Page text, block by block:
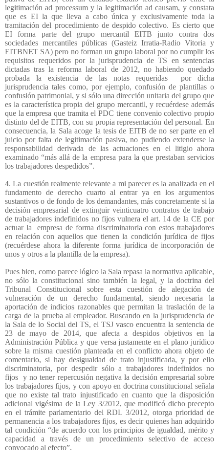
legitimación ad processum y la legitimación ad causam, y constata
que es EI la que lleva a cabo única y exclusivamente toda la
tramitación del procedimiento de despido colectivo. Es cierto que
EI forma parte del grupo mercantil EITB junto contra dos
sociedades mercantiles públicas (Gasteiz Irratia-Radio Vitoria y
EITBNET SA) pero no forman un grupo laboral por no cumplir los
requisitos requeridos por la jurisprudencia de TS en sentencias
dictadas tras la reforma laboral de 2012, no habiendo quedado
probada la existencia de las notas requeridas
por dicha
jurisprudencia tales como, por ejemplo, confusión de plantillas o
confusión patrimonial, y si sólo una dirección unitaria del grupo que
es la característica propia del grupo mercantil, y recuérdese además
que la empresa que tramita el PDC tiene convenio colectivo propio
distinto del de EITB, con su propia representación del personal. En
consecuencia, la Sala acoge la tesis de EITB de no ser parte en el
juicio por falta de legitimación pasiva, no pudiendo extenderse la
responsabilidad derivada de las actuaciones en el litigio ahora
examinado “más allá de la empresa para la que prestaban servicios
los trabajadores despedidos”.
4. La cuestión realmente relevante a mi parecer es la analizada en el
fundamento de derecho cuarto al entrar ya en los argumentos
sustantivos o de fondo de los demandantes, más concretamente si la
decisión empresarial de extinguir veinticuatro contratos de trabajo
de trabajadores indefinidos no fijos vulnera el art. 14 de la CE por
actuar la
empresa de forma discriminatoria con estos trabajadores
en relación con aquellos que tienen la condición jurídica de fijos
(recuérdese ahora la diferente forma jurídica de incorporación de
unos y otros a la plantilla de la empresa).
Pues bien, como parece lógico la Sala repasa la normativa aplicable,
no sólo la constitucional sino también la legal, y la doctrina del
Tribunal Constitucional sobre esta cuestión de alegación de
vulneración de un derecho fundamental, siendo necesaria la
aportación de indicios razonables que permitan la traslación de la
carga de la prueba al empleador. Buscando en la jurisprudencia de
la Sala de lo Social del TS, el TSJ vasco encuentra la sentencia de
23 de mayo de 2014, que afecta a despidos objetivos en la
Administración Pública y que versa justamente en el plano jurídico
sobre la misma cuestión planteada en el conflicto ahora objeto de
comentario, si hay desigualdad de trato injustificada, y por ello
discriminatoria, por despedir sólo a trabajadores indefinidos no
fijos
y no tener repercusión negativa la decisión empresarial sobre
los trabajadores fijos, y con apoyo en doctrina constitucional señala
que no existe tal trato injustificado en cuanto que la disposición
adicional vigésima de la Ley 3/2012, que modificó dicho precepto
en el trámite parlamentario del RDL 3/2012, otorga prioridad de
permanencia a los trabajadores fijos, es decir quienes han adquirido
tal condición “de acuerdo con los principios de igualdad, mérito y
capacidad a través de un procedimiento selectivo de acceso
convocado al efecto”.